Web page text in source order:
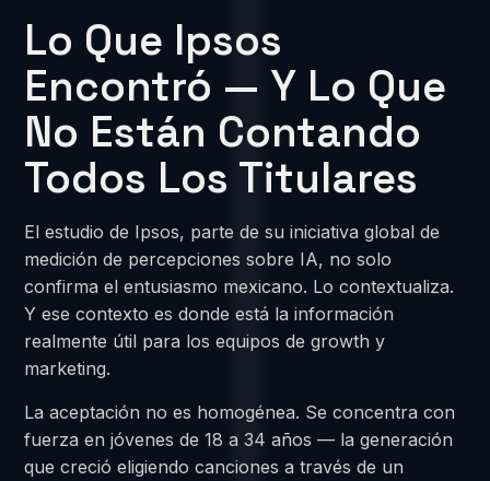
Lo Que Ipsos
Encontró — Y Lo Que
No Están Contando
Todos Los Titulares
El estudio de Ipsos, parte de su iniciativa global de
medición de percepciones sobre IA, no solo
confirma el entusiasmo mexicano. Lo contextualiza.
Y ese contexto es donde está la información
realmente útil para los equipos de growth y
marketing.
La aceptación no es homogénea. Se concentra con
fuerza en jóvenes de 18 a 34 años — la generación
que creció eligiendo canciones a través de un